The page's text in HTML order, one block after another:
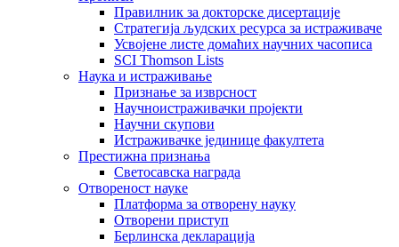
Правилник за докторске дисертације
Стратегија људских ресурса за истраживаче
Усвојене листе домаћих научних часописа
SCI Thomson Lists
Наука и истраживање
Признање за изврсност
Научноистраживачки пројекти
Научни скупови
Истраживачке јединице факултета
Престижна признања
Светосавска награда
Отвореност науке
Платформа за отворену науку
Отворени приступ
Берлинска декларација